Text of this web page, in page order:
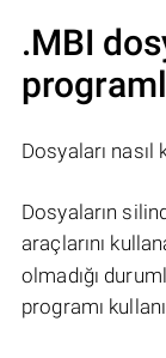
.MBI
Dosyaları nasıl
Dosyaların
araçlarını
olmadığı
programı